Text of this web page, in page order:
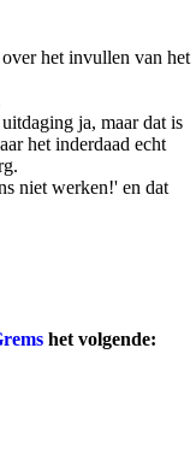
het invullen van het
ja, maar dat is
het inderdaad echt
niet werken!' en dat
het volgende: